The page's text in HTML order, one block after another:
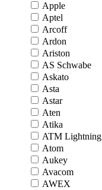
Apple
Aptel
Arcoff
Ardon
Ariston
AS Schwabe
Askato
Asta
Astar
Aten
Atika
ATM Lightning
Atom
Aukey
Avacom
AWEX